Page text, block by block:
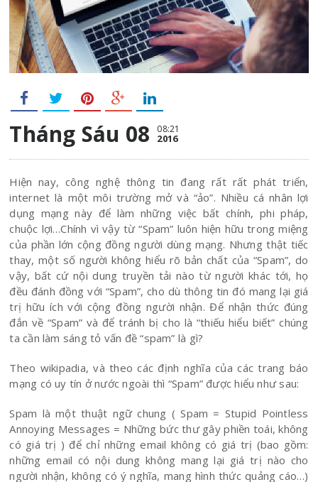
Tháng Sáu 08 08:21
2016
Hiện nay, công nghệ thông tin đang rất rất phát triển,
internet là một môi trường mở và “ảo”. Nhiều cá nhân lợi
dụng mạng này để làm những việc bất chính, phi pháp,
chuộc lợi…Chính vì vậy từ “Spam” luôn hiện hữu trong miệng
của phần lớn cộng đồng người dùng mạng. Nhưng thật tiếc
thay, một số người không hiểu rõ bản chất của “Spam”, do
vậy, bất cứ nội dung truyền tải nào từ người khác tới, họ
đều đánh đồng với “Spam”, cho dù thông tin đó mang lại giá
trị hữu ích với cộng đồng người nhận. Để nhận thức đúng
đắn về “Spam” và để tránh bị cho là “thiếu hiểu biết” chúng
ta cần làm sáng tỏ vấn đề “spam” là gì?
Theo wikipadia, và theo các định nghĩa của các trang báo
mạng có uy tín ở nước ngoài thì “Spam” được hiểu như sau:
Spam là một thuật ngữ chung ( Spam = Stupid Pointless
Annoying Messages = Những bức thư gây phiền toái, không
có giá trị ) để chỉ những email không có giá trị (bao gồm:
những email có nội dung không mang lại giá trị nào cho
người nhận, không có ý nghĩa, mang hình thức quảng cáo…)